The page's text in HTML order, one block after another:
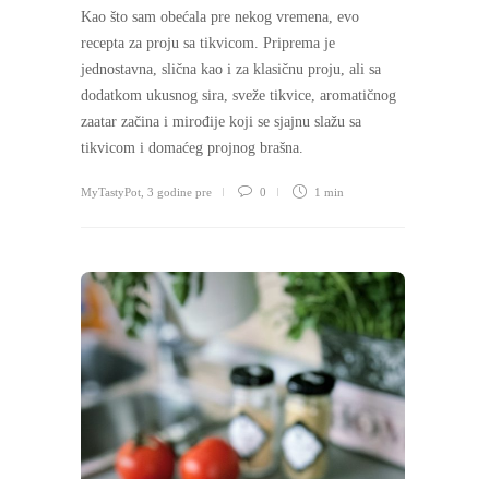
Kao što sam obećala pre nekog vremena, evo
recepta za proju sa tikvicom. Priprema je
jednostavna, slična kao i za klasičnu proju, ali sa
dodatkom ukusnog sira, sveže tikvice, aromatičnog
zaatar začina i mirođije koji se sjajnu slažu sa
tikvicom i domaćeg projnog brašna.
MyTastyPot, 3 godine pre 0 1 min